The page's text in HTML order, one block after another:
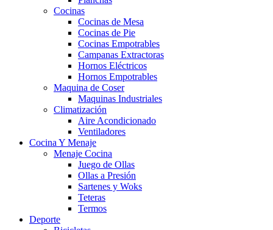
Cocinas
Cocinas de Mesa
Cocinas de Pie
Cocinas Empotrables
Campanas Extractoras
Hornos Eléctricos
Hornos Empotrables
Maquina de Coser
Maquinas Industriales
Climatización
Aire Acondicionado
Ventiladores
Cocina Y Menaje
Menaje Cocina
Juego de Ollas
Ollas a Presión
Sartenes y Woks
Teteras
Termos
Deporte